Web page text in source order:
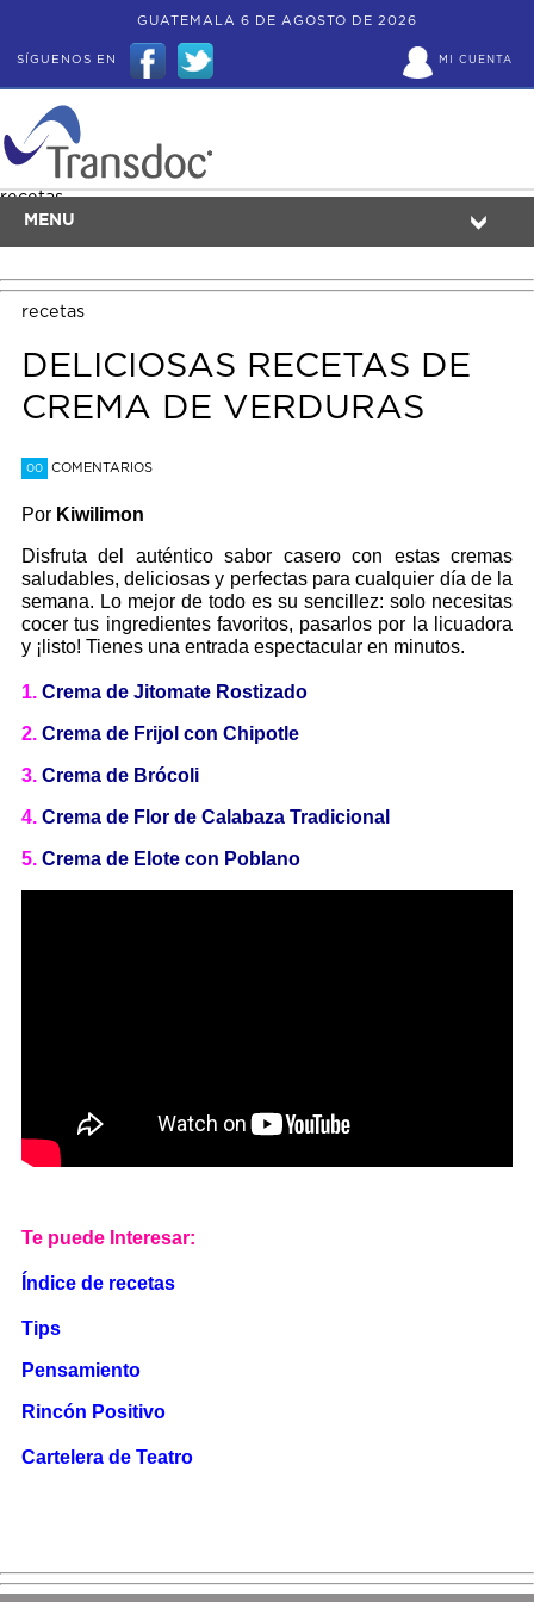
GUATEMALA 6 DE AGOSTO DE 2026
MI CUENTA
SÍGUENOS EN
MENU
recetas
recetas
DELICIOSAS RECETAS DE
CREMA DE VERDURAS
00 COMENTARIOS
Por Kiwilimon
Disfruta del auténtico sabor casero con estas cremas
saludables, deliciosas y perfectas para cualquier día de la
semana. Lo mejor de todo es su sencillez: solo necesitas
cocer tus ingredientes favoritos, pasarlos por la licuadora
y ¡listo! Tienes una entrada espectacular en minutos.
1. Crema de Jitomate Rostizado
2.Crema de Frijol con Chipotle
3. Crema de Brócoli
4.Crema de Flor de Calabaza Tradicional
5. Crema de Elote con Poblano
Te puede Interesar:
Índice de recetas
Tips
Pensamiento
Rincón Positivo
Cartelera de Teatro